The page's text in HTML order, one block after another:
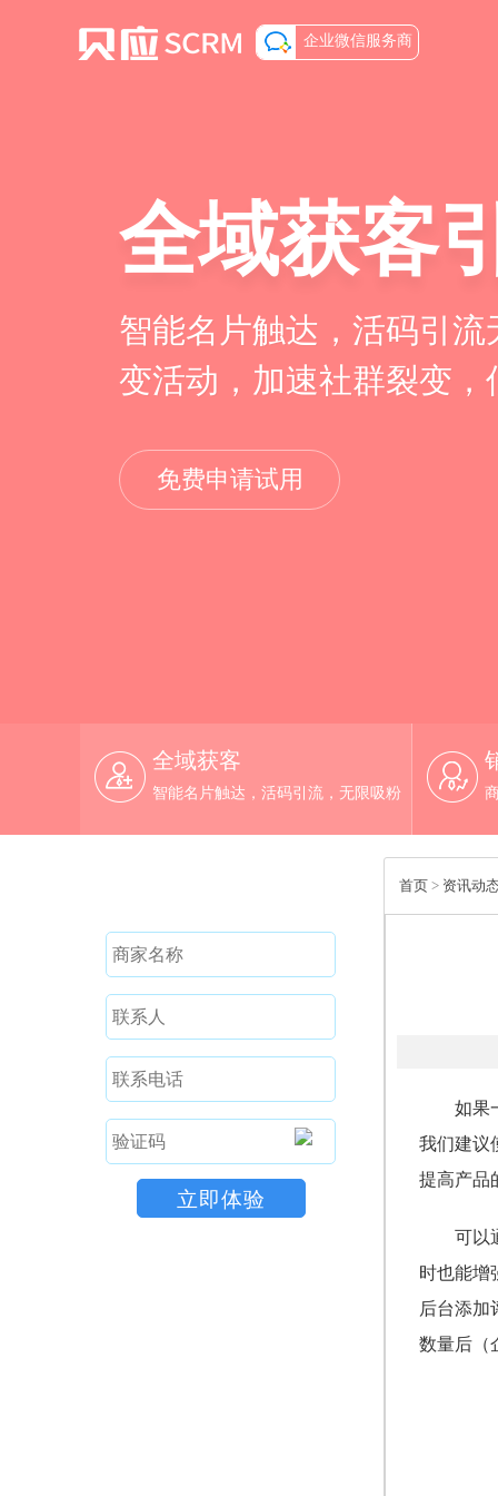
企业微信服务商
全域获客
智能名片触达，活码引
变活动，加速社群裂变，
免费申请试用
全域获客
智能名片触达，活码引流，无限吸粉
首页 > 资讯动
如果
我们建议
提高产品
可以
时也能增
后台添加
数量后（